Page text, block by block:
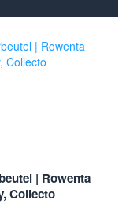
| Rowenta
Collecto